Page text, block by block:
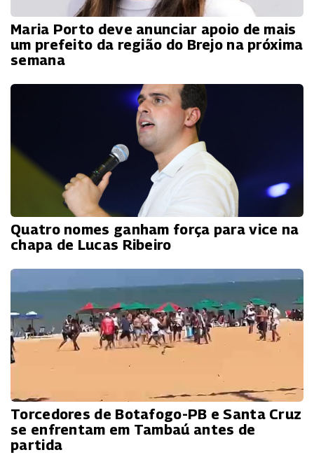
Maria Porto deve anunciar apoio de mais
um prefeito da região do Brejo na próxima
semana
Quatro nomes ganham força para vice na
chapa de Lucas Ribeiro
Torcedores de Botafogo-PB e Santa Cruz
se enfrentam em Tambaú antes de
partida